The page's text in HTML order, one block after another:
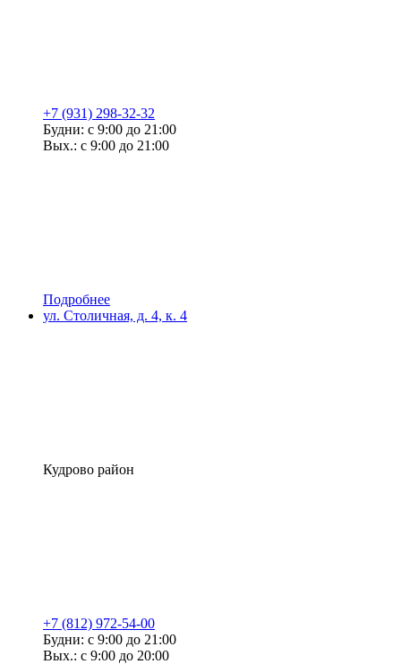
+7 (931) 298-32-32
Будни: с 9:00 до 21:00
Вых.: с 9:00 до 21:00
Подробнее
ул. Столичная, д. 4, к. 4
Кудрово район
+7 (812) 972-54-00
Будни: с 9:00 до 21:00
Вых.: с 9:00 до 20:00